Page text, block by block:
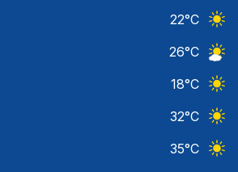
22°C
26°C
18°C
32°C
35°C